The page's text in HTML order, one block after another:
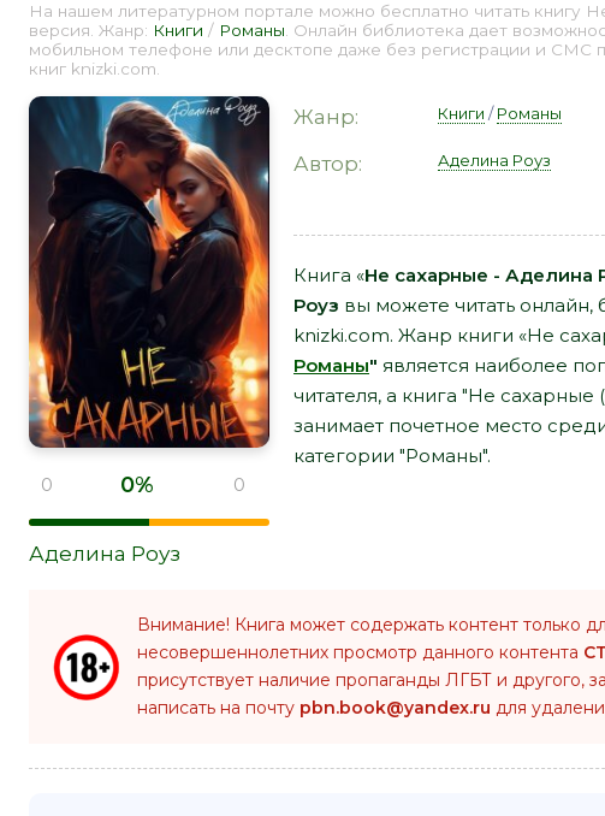
На нашем литературном портале можно бесплатно читать книгу
версия. Жанр: Книги / Романы . Онлайн библиотека дает
мобильном телефоне или десктопе даже без регистрации и СМС
книг knizki.com.
0 0% 0
Аделина Роуз
Жанр: Книги /Романы
Автор: Аделина Роуз
Книга «Не сахарные - Аделина
Роуз вы можете читать онлайн,
knizki.com. Жанр книги «Не
Романы" является наиболее
читателя, а книга "Не
занимает почетное место
категории "Романы".
Внимание! Книга может содержать контент только
несовершеннолетних просмотр данного контента
присутствует наличие пропаганды ЛГБТ и другого,
написать на почту pbn.book@yandex.ru для